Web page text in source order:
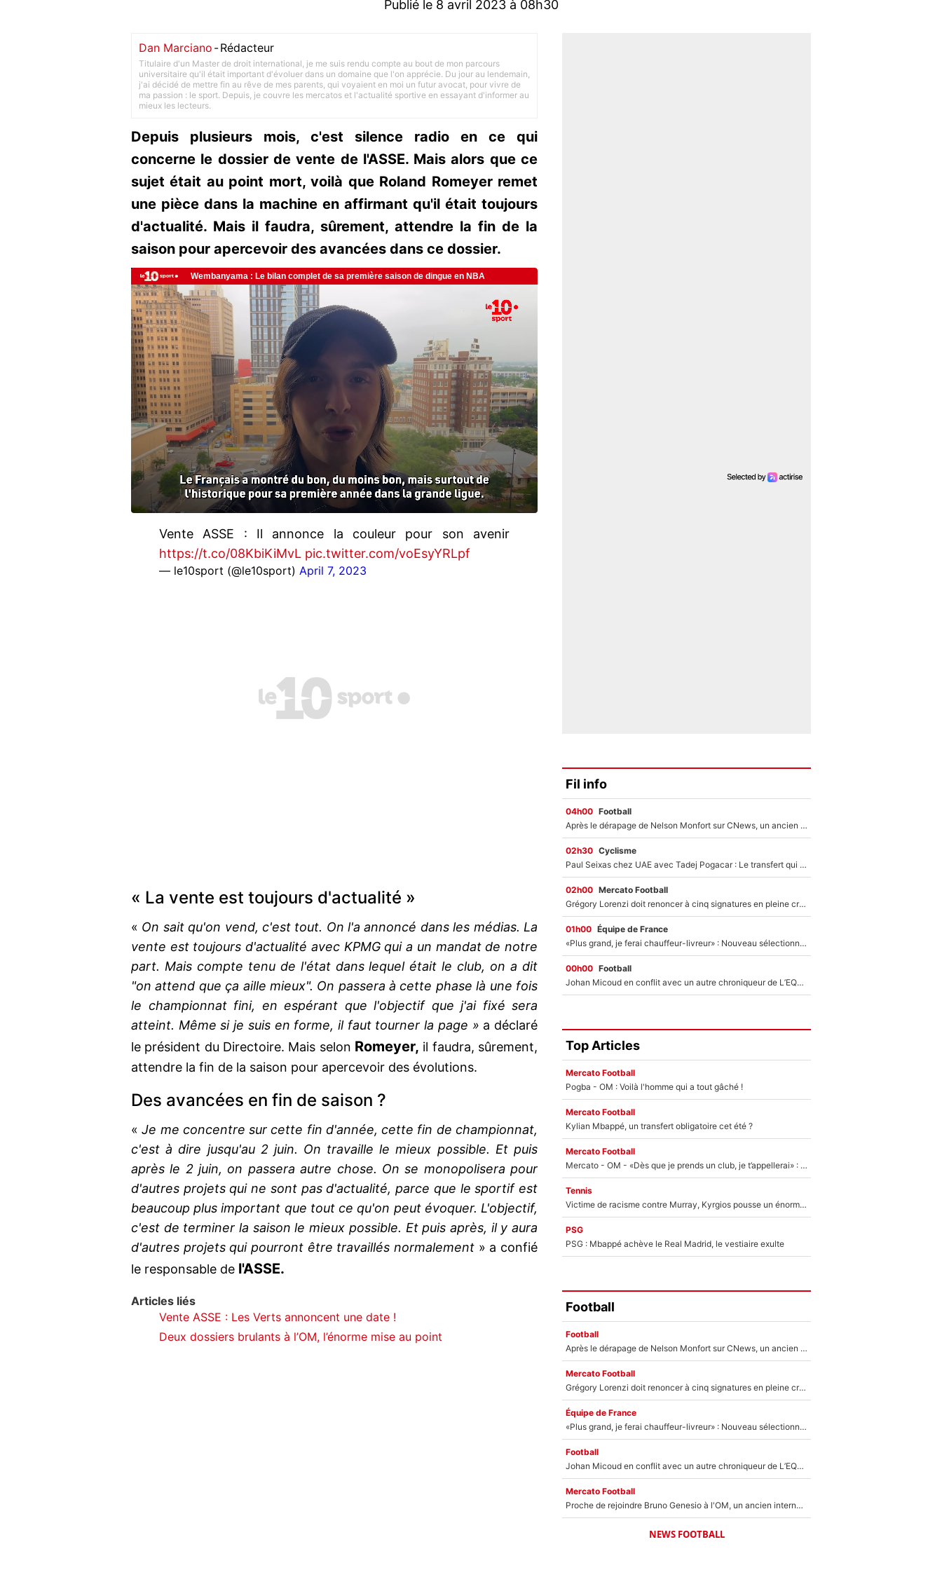
Publié le 8 avril 2023 à 08h30
Dan Marciano -Rédacteur
Titulaire d'un Master de droit international, je me suis rendu compte au bout de mon parcours
universitaire qu'il était important d'évoluer dans un domaine que l'on apprécie. Du jour au lendemain,
j'ai décidé de mettre fin au rêve de mes parents, qui voyaient en moi un futur avocat, pour vivre de
ma passion : le sport. Depuis, je couvre les mercatos et l'actualité sportive en essayant d'informer au
mieux les lecteurs.
Depuis plusieurs mois, c'est silence radio en ce qui
concerne le dossier de vente de l'ASSE. Mais alors que ce
sujet était au point mort, voilà que Roland Romeyer remet
une pièce dans la machine en affirmant qu'il était toujours
d'actualité. Mais il faudra, sûrement, attendre la fin de la
saison pour apercevoir des avancées dans ce dossier.
Vente ASSE : Il annonce la couleur pour son avenir
https://t.co/08KbiKiMvL pic.twitter.com/voEsyYRLpf
— le10sport (@le10sport) April 7, 2023
« La vente est toujours d'actualité »
« On sait qu'on vend, c'est tout. On l'a annoncé dans les médias. La
vente est toujours d'actualité avec KPMG qui a un mandat de notre
part. Mais compte tenu de l'état dans lequel était le club, on a dit
"on attend que ça aille mieux". On passera à cette phase là une fois
le championnat fini, en espérant que l'objectif que j'ai fixé sera
atteint. Même si je suis en forme, il faut tourner la page » a déclaré
le président du Directoire. Mais selon Romeyer, il faudra, sûrement,
attendre la fin de la saison pour apercevoir des évolutions.
Des avancées en fin de saison ?
« Je me concentre sur cette fin d'année, cette fin de championnat,
c'est à dire jusqu'au 2 juin. On travaille le mieux possible. Et puis
après le 2 juin, on passera autre chose. On se monopolisera pour
d'autres projets qui ne sont pas d'actualité, parce que le sportif est
beaucoup plus important que tout ce qu'on peut évoquer. L'objectif,
c'est de terminer la saison le mieux possible. Et puis après, il y aura
d'autres projets qui pourront être travaillés normalement » a confié
le responsable de l'ASSE.
Articles liés
Vente ASSE : Les Verts annoncent une date !
Deux dossiers brulants à l’OM, l’énorme mise au point
Fil info
04h00 Football
Après le dérapage de Nelson Monfort sur CNews, un ancien journaliste de France Télévisions relance la polémique sur les incendies en Gironde
02h30 Cyclisme
Paul Seixas chez UAE avec Tadej Pogacar : Le transfert qui effraie le peloton, «c’est la pire des choses qui puisse arriver»
02h00 Mercato Football
Grégory Lorenzi doit renoncer à cinq signatures en pleine crise financière : L’IA propose sept noms à l’OM pour un mercato réussi... à seulement 5M€ !
01h00 Équipe de France
«Plus grand, je ferai chauffeur-livreur» : Nouveau sélectionneur des Bleus, Zinédine Zidane s’était imaginé un avenir très différent lorsqu'il était enfant
00h00 Football
Johan Micoud en conflit avec un autre chroniqueur de L’EQUIPE du Soir : «Pendant un moment, je ne les ai pas remis ensemble dans l'émission»
Top Articles
Mercato Football
Pogba - OM : Voilà l'homme qui a tout gâché !
Mercato Football
Kylian Mbappé, un transfert obligatoire cet été ?
Mercato Football
Mercato - OM - «Dès que je prends un club, je t’appellerai» : La promesse de Marcelino au moment de claquer la porte
Tennis
Victime de racisme contre Murray, Kyrgios pousse un énorme coup de gueule !
PSG
PSG : Mbappé achève le Real Madrid, le vestiaire exulte
Football
Football
Après le dérapage de Nelson Monfort sur CNews, un ancien journaliste de France Télévisions relance la polémique sur les incendies en Gironde
Mercato Football
Grégory Lorenzi doit renoncer à cinq signatures en pleine crise financière : L’IA propose sept noms à l’OM pour un mercato réussi... à seulement 5M€ !
Équipe de France
«Plus grand, je ferai chauffeur-livreur» : Nouveau sélectionneur des Bleus, Zinédine Zidane s’était imaginé un avenir très différent lorsqu'il était enfant
Football
Johan Micoud en conflit avec un autre chroniqueur de L’EQUIPE du Soir : «Pendant un moment, je ne les ai pas remis ensemble dans l'émission»
Mercato Football
Proche de rejoindre Bruno Genesio à l'OM, un ancien international français va finalement débarquer... sur RMC !
NEWS FOOTBALL